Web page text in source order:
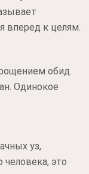
вперед к целям.
обид.
Одинокое
уз,
это